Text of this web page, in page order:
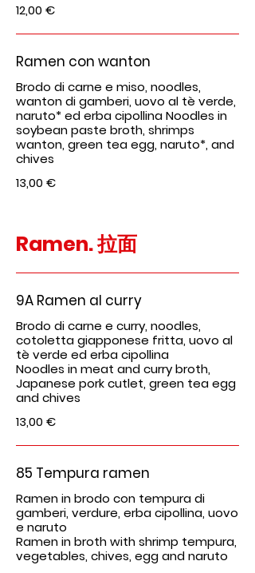
12,00 €
Ramen con wanton
Brodo di carne e miso, noodles,
wanton di gamberi, uovo al tè verde,
naruto* ed erba cipollina Noodles in
soybean paste broth, shrimps
wanton, green tea egg, naruto*, and
chives
13,00 €
Ramen. 拉面
9A Ramen al curry
Brodo di carne e curry, noodles,
cotoletta giapponese fritta, uovo al
tè verde ed erba cipollina
Noodles in meat and curry broth,
Japanese pork cutlet, green tea egg
and chives
13,00 €
85 Tempura ramen
Ramen in brodo con tempura di
gamberi, verdure, erba cipollina, uovo
e naruto
Ramen in broth with shrimp tempura,
vegetables, chives, egg and naruto